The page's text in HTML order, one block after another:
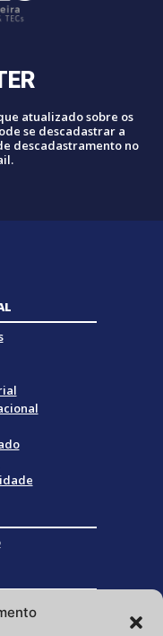
atualizado sobre os
se descadastrar a
descadastramento no